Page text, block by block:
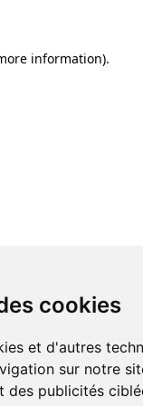
cookies
et d'autres
sur notre
des publicités
information).